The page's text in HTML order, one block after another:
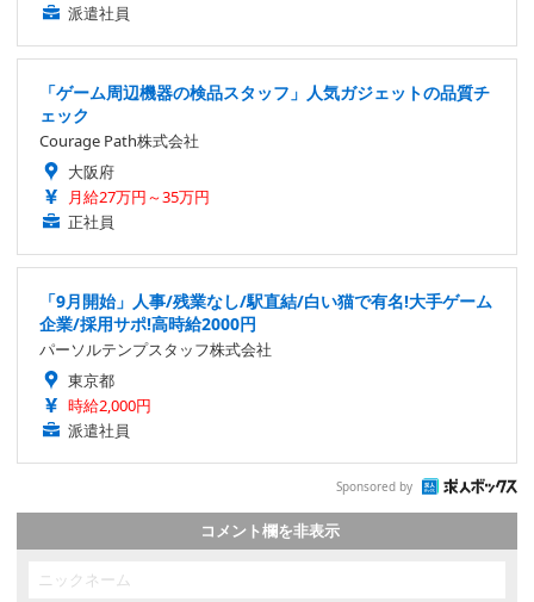
派遣社員
「ゲーム周辺機器の検品スタッフ」人気ガジェットの品質チ
ェック
Courage Path株式会社
大阪府
月給27万円～35万円
正社員
「9月開始」人事/残業なし/駅直結/白い猫で有名!大手ゲーム
企業/採用サポ!高時給2000円
パーソルテンプスタッフ株式会社
東京都
時給2,000円
派遣社員
Sponsored by
コメント欄を非表示